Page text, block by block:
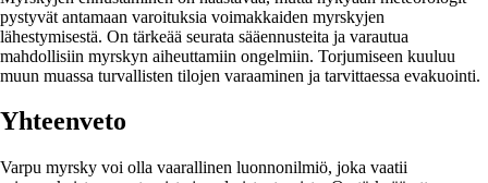
pystyvät antamaan varoituksia voimakkaiden myrskyjen
lähestymisestä. On tärkeää seurata sääennusteita ja varautua
mahdollisiin myrskyn aiheuttamiin ongelmiin. Torjumiseen kuuluu
muun muassa turvallisten tilojen varaaminen ja tarvittaessa evakuointi.
Yhteenveto
Varpu myrsky voi olla vaarallinen luonnonilmiö, joka vaatii